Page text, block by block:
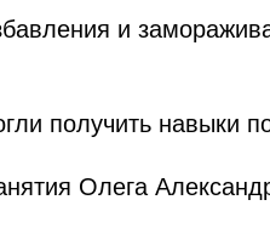
и
получить навыки
Олега